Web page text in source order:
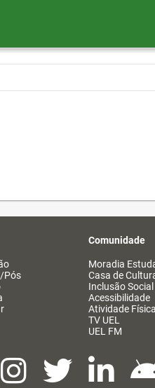
Pós
Comunidade
Moradia
Casa de
Inclusão Social
Acessibilidade
Atividade Física
TV UEL
UEL FM